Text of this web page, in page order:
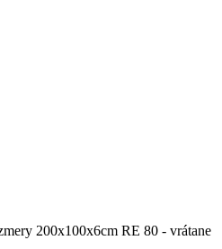
200x100x6cm RE 80 - vrátane